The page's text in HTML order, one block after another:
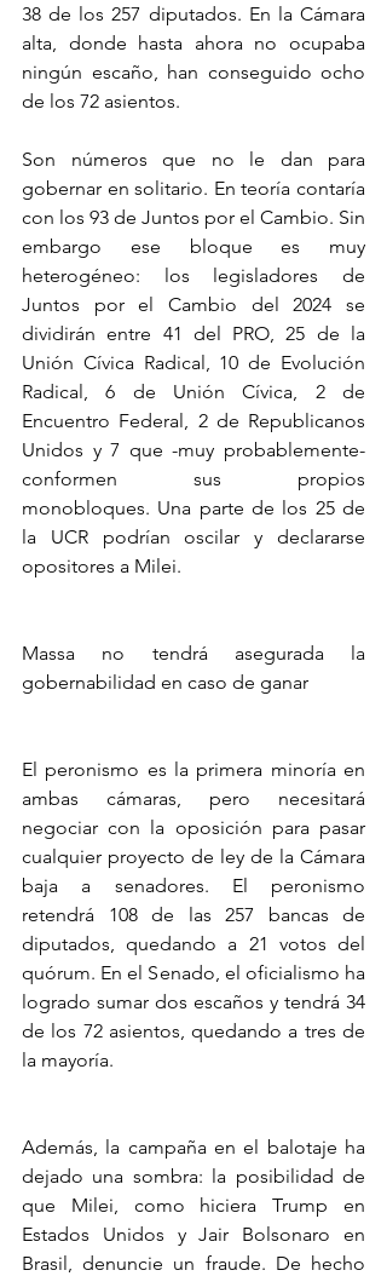
38 de los 257 diputados. En la Cámara
alta, donde hasta ahora no ocupaba
ningún escaño, han conseguido ocho
de los 72 asientos.
Son números que no le dan para
gobernar en solitario. En teoría contaría
con los 93 de Juntos por el Cambio. Sin
embargo ese bloque es muy
heterogéneo: los legisladores de
Juntos por el Cambio del 2024 se
dividirán entre 41 del PRO, 25 de la
Unión Cívica Radical, 10 de Evolución
Radical, 6 de Unión Cívica, 2 de
Encuentro Federal, 2 de Republicanos
Unidos y 7 que -muy probablemente-
conformen sus propios
monobloques. Una parte de los 25 de
la UCR podrían oscilar y declararse
opositores a Milei.
Massa no tendrá asegurada la
gobernabilidad en caso de ganar
El peronismo es la primera minoría en
ambas cámaras, pero necesitará
negociar con la oposición para pasar
cualquier proyecto de ley de la Cámara
baja a senadores. El peronismo
retendrá 108 de las 257 bancas de
diputados, quedando a 21 votos del
quórum. En el Senado, el oficialismo ha
logrado sumar dos escaños y tendrá 34
de los 72 asientos, quedando a tres de
la mayoría.
Además, la campaña en el balotaje ha
dejado una sombra: la posibilidad de
que Milei, como hiciera Trump en
Estados Unidos y Jair Bolsonaro en
Brasil, denuncie un fraude. De hecho